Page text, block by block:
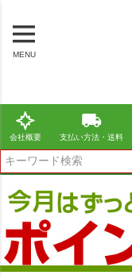
MENU
会社概要 支払い方法・送料